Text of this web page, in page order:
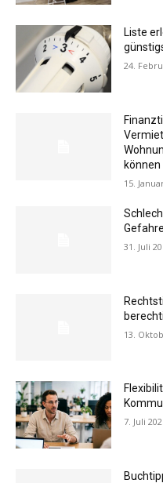
Liste
24.
können
15.
31. Juli
13.
7. Juli